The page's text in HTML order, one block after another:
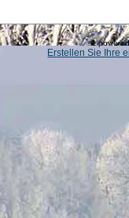
Erstellen Sie Ihre